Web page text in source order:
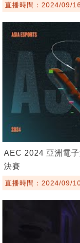
直播時間：2024/09/
AEC 2024 亞洲電
決賽
直播時間：2024/09/